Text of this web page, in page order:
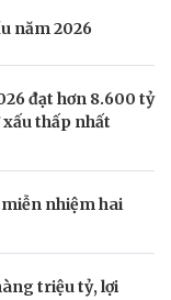
năm 2026
đạt hơn 8.600 tỷ
xấu thấp nhất
nhiệm hai
triệu tỷ, lợi